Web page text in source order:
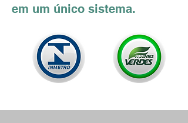
em um único sistema.